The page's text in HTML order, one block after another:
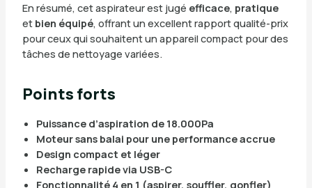
En résumé, cet aspirateur est jugé efficace, pratique
et bien équipé, offrant un excellent rapport qualité-prix
pour ceux qui souhaitent un appareil compact pour des
tâches de nettoyage variées.
Points forts
Puissance d’aspiration de 18.000Pa
Moteur sans balai pour une performance accrue
Design compact et léger
Recharge rapide via USB-C
Fonctionnalité 4 en 1 (aspirer, souffler, gonfler)